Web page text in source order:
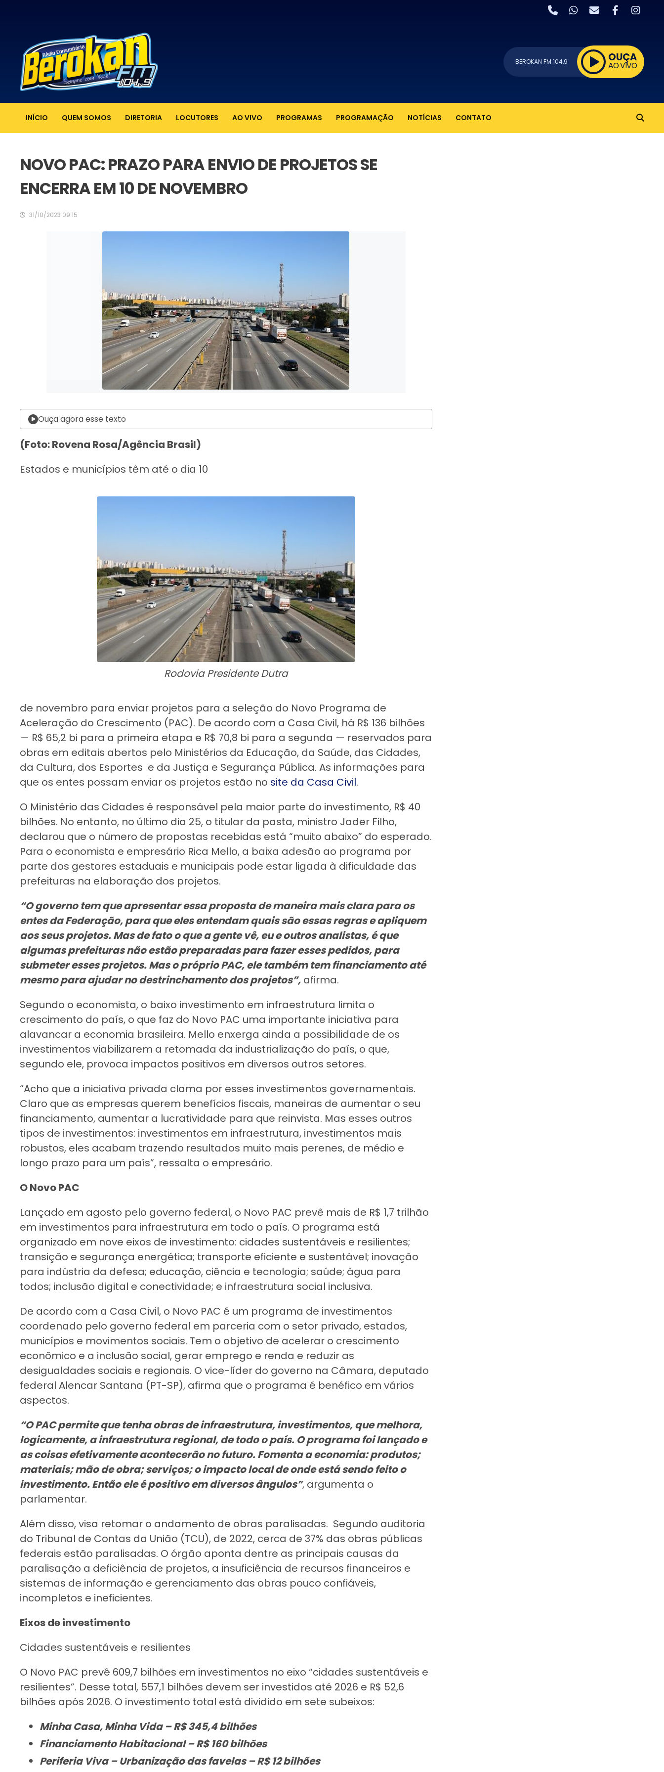
BEROKAN FM 104,9 OUÇA
AO VIVO
INÍCIO QUEM SOMOS DIRETORIA LOCUTORES AO VIVO PROGRAMAS PROGRAMAÇÃO NOTÍCIAS CONTATO
NOVO PAC: PRAZO PARA ENVIO DE PROJETOS SE
ENCERRA EM 10 DE NOVEMBRO
31/10/2023 09:15
Ouça agora esse texto
(Foto: Rovena Rosa/Agência Brasil)
Estados e municípios têm até o dia 10
Rodovia Presidente Dutra
de novembro para enviar projetos para a seleção do Novo Programa de
Aceleração do Crescimento (PAC). De acordo com a Casa Civil, há R$ 136 bilhões
— R$ 65,2 bi para a primeira etapa e R$ 70,8 bi para a segunda — reservados para
obras em editais abertos pelo Ministérios da Educação, da Saúde, das Cidades,
da Cultura, dos Esportes e da Justiça e Segurança Pública. As informações para
que os entes possam enviar os projetos estão no site da Casa Civil.
O Ministério das Cidades é responsável pela maior parte do investimento, R$ 40
bilhões. No entanto, no último dia 25, o titular da pasta, ministro Jader Filho,
declarou que o número de propostas recebidas está “muito abaixo” do esperado.
Para o economista e empresário Rica Mello, a baixa adesão ao programa por
parte dos gestores estaduais e municipais pode estar ligada à dificuldade das
prefeituras na elaboração dos projetos.
“O governo tem que apresentar essa proposta de maneira mais clara para os
entes da Federação, para que eles entendam quais são essas regras e apliquem
aos seus projetos. Mas de fato o que a gente vê, eu e outros analistas, é que
algumas prefeituras não estão preparadas para fazer esses pedidos, para
submeter esses projetos. Mas o próprio PAC, ele também tem financiamento até
mesmo para ajudar no destrinchamento dos projetos”, afirma.
Segundo o economista, o baixo investimento em infraestrutura limita o
crescimento do país, o que faz do Novo PAC uma importante iniciativa para
alavancar a economia brasileira. Mello enxerga ainda a possibilidade de os
investimentos viabilizarem a retomada da industrialização do país, o que,
segundo ele, provoca impactos positivos em diversos outros setores.
“Acho que a iniciativa privada clama por esses investimentos governamentais.
Claro que as empresas querem benefícios fiscais, maneiras de aumentar o seu
financiamento, aumentar a lucratividade para que reinvista. Mas esses outros
tipos de investimentos: investimentos em infraestrutura, investimentos mais
robustos, eles acabam trazendo resultados muito mais perenes, de médio e
longo prazo para um país”, ressalta o empresário.
O Novo PAC
Lançado em agosto pelo governo federal, o Novo PAC prevê mais de R$ 1,7 trilhão
em investimentos para infraestrutura em todo o país. O programa está
organizado em nove eixos de investimento: cidades sustentáveis e resilientes;
transição e segurança energética; transporte eficiente e sustentável; inovação
para indústria da defesa; educação, ciência e tecnologia; saúde; água para
todos; inclusão digital e conectividade; e infraestrutura social inclusiva.
De acordo com a Casa Civil, o Novo PAC é um programa de investimentos
coordenado pelo governo federal em parceria com o setor privado, estados,
municípios e movimentos sociais. Tem o objetivo de acelerar o crescimento
econômico e a inclusão social, gerar emprego e renda e reduzir as
desigualdades sociais e regionais. O vice-líder do governo na Câmara, deputado
federal Alencar Santana (PT-SP), afirma que o programa é benéfico em vários
aspectos.
“O PAC permite que tenha obras de infraestrutura, investimentos, que melhora,
logicamente, a infraestrutura regional, de todo o país. O programa foi lançado e
as coisas efetivamente acontecerão no futuro. Fomenta a economia: produtos;
materiais; mão de obra; serviços; o impacto local de onde está sendo feito o
investimento. Então ele é positivo em diversos ângulos”, argumenta o
parlamentar.
Além disso, visa retomar o andamento de obras paralisadas. Segundo auditoria
do Tribunal de Contas da União (TCU), de 2022, cerca de 37% das obras públicas
federais estão paralisadas. O órgão aponta dentre as principais causas da
paralisação a deficiência de projetos, a insuficiência de recursos financeiros e
sistemas de informação e gerenciamento das obras pouco confiáveis,
incompletos e ineficientes.
Eixos de investimento
Cidades sustentáveis e resilientes
O Novo PAC prevê 609,7 bilhões em investimentos no eixo “cidades sustentáveis e
resilientes”. Desse total, 557,1 bilhões devem ser investidos até 2026 e R$ 52,6
bilhões após 2026. O investimento total está dividido em sete subeixos:
Minha Casa, Minha Vida – R$ 345,4 bilhões
Financiamento Habitacional – R$ 160 bilhões
Periferia Viva – Urbanização das favelas – R$ 12 bilhões